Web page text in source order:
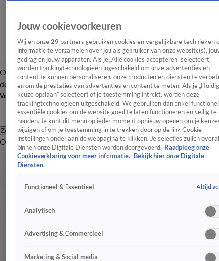
OverzichtAfleveringen Entertainment TV Algemeen
Tip
de redactieNieuwsbrief
Volg Shownieuws
Zoeken
OverzichtEntertainmentSpraakmakendRealityCrimeVideo's
Jouw cookievoorkeuren
Wij en onze 29 partners gebruiken cookies en vergelijkbare technieken
informatie te verzamelen over jou als gebruiker van onze website(s),
gedrag en jouw apparaten. Als je „Alle cookies accepteren” selecteert,
worden trackingtechnologieën ingeschakeld om onze advertenties en
content te kunnen personaliseren, onze producten en diensten te
en om de prestaties van advertenties en content te meten. Als je
keuze opslaan” selecteert of je toestemming intrekt, worden deze
trackingtechnologieën uitgeschakeld. We gebruiken dan enkel
essentiële cookies om de website goed te laten functioneren en veilig te
houden. Je kunt dit menu op ieder moment opnieuw openen om je
wijzigen of om je toestemming in te trekken door op de link Cookie-
instellingen onder aan de webpagina te klikken. Je selecties zullen overal
binnen onze Digitale Diensten worden doorgevoerd. Raadpleeg onze
Cookieverklaring voor meer informatie.
Bekijk hier onze Digitale
Diensten.
Functioneel & Essentieel Altijd
Analytisch
Advertising & Commercieel
Marketing & Social media